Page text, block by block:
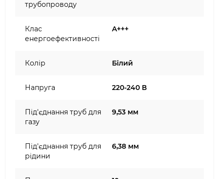
трубопроводу
Клас
енергоефективності
A+++
Колір Білий
Напруга 220-240 В
Під'єднання труб для
газу
9,53 мм
Під'єднання труб для
рідини
6,38 мм